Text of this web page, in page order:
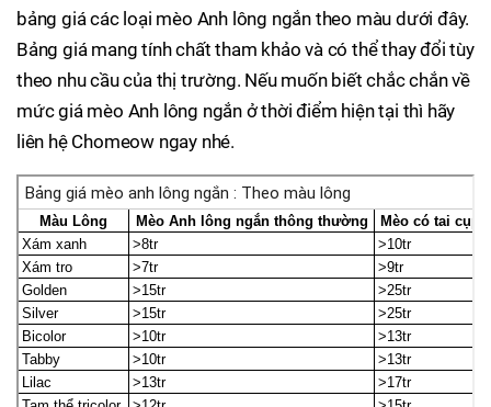
bảng giá các loại mèo Anh lông ngắn theo màu dưới đây.
Bảng giá mang tính chất tham khảo và có thể thay đổi tùy
theo nhu cầu của thị trường. Nếu muốn biết chắc chắn về
mức giá mèo Anh lông ngắn ở thời điểm hiện tại thì hãy
liên hệ Chomeow ngay nhé.